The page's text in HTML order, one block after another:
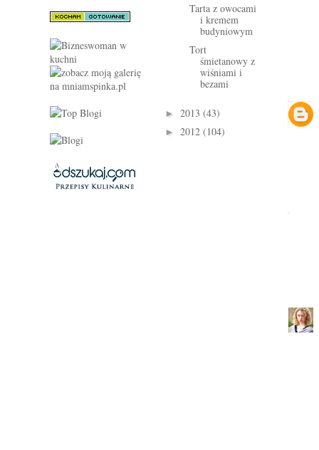
Tarta z owocami
i kremem
budyniowym
Tort
śmietanowy z
wiśniami i
bezami
► 2013 (43)
► 2012 (104)